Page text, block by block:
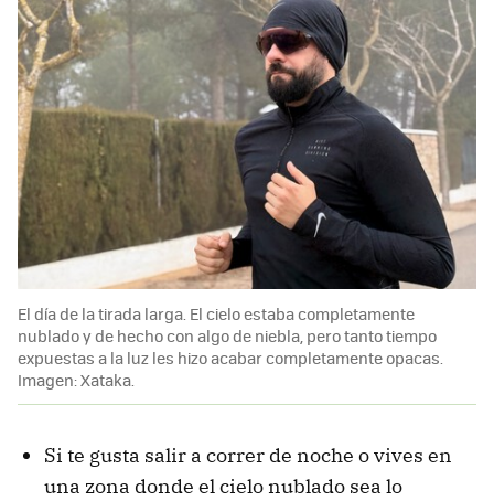
El día de la tirada larga. El cielo estaba completamente
nublado y de hecho con algo de niebla, pero tanto tiempo
expuestas a la luz les hizo acabar completamente opacas.
Imagen: Xataka.
Si te gusta salir a correr de noche o vives en
una zona donde el cielo nublado sea lo